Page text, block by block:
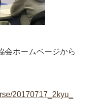
会ホームページから
20170717_2kyu_